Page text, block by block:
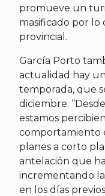
promueve un
masificado por
provincial.
García Porto
actualidad hay
temporada, que
diciembre.
estamos
comportamiento
planes a corto
antelación que
incrementando la
en los días